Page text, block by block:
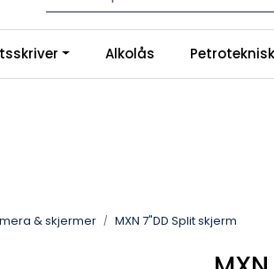
Logg inn for å
| InstagramAlkolås Petroteknisk
& skjermer MXN 7"DD Split skjerm